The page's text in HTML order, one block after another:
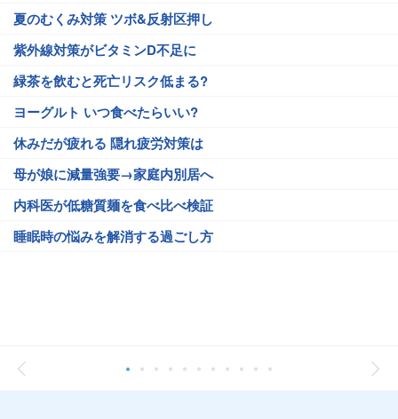
夏のむくみ対策 ツボ&反射区押し
紫外線対策がビタミンD不足に
緑茶を飲むと死亡リスク低まる?
ヨーグルト いつ食べたらいい?
休みだが疲れる 隠れ疲労対策は
母が娘に減量強要→家庭内別居へ
内科医が低糖質麺を食べ比べ検証
睡眠時の悩みを解消する過ごし方